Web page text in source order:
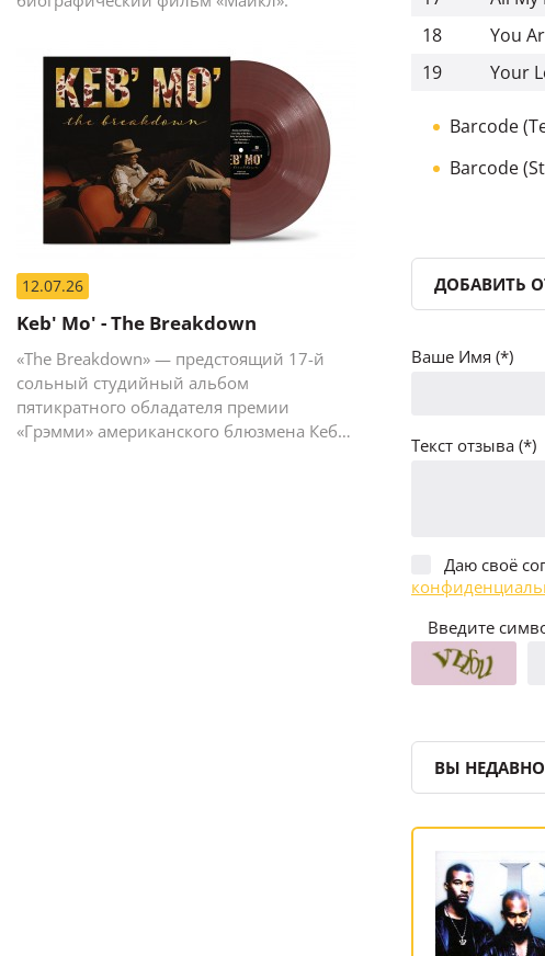
12.07.26
Keb' Mo' - The Breakdown
«The Breakdown» — предстоящий 17-й
сольный студийный альбом
пятикратного обладателя премии
«Грэмми» американского блюзмена Кеба
18
You
19
Your
Barcode
Barcode
ДОБАВИТЬ
Ваше Имя (*)
Текст отзыва (*)
Даю своё
Введите
ВЫ